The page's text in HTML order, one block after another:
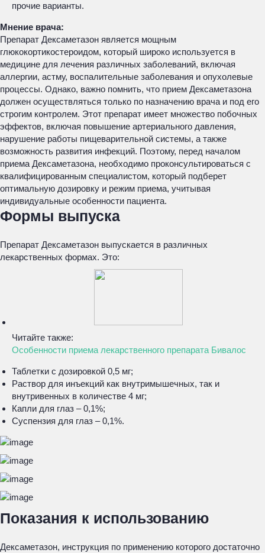
прочие варианты.
Мнение врача:
Препарат Дексаметазон является мощным
глюкокортикостероидом, который широко используется в
медицине для лечения различных заболеваний, включая
аллергии, астму, воспалительные заболевания и опухолевые
процессы. Однако, важно помнить, что прием Дексаметазона
должен осуществляться только по назначению врача и под его
строгим контролем. Этот препарат имеет множество побочных
эффектов, включая повышение артериального давления,
нарушение работы пищеварительной системы, а также
возможность развития инфекций. Поэтому, перед началом
приема Дексаметазона, необходимо проконсультироваться с
квалифицированным специалистом, который подберет
оптимальную дозировку и режим приема, учитывая
индивидуальные особенности пациента.
Формы выпуска
Препарат Дексаметазон выпускается в различных
лекарственных формах. Это:
Читайте также:
Особенности приема лекарственного препарата Бивалос
Таблетки с дозировкой 0,5 мг;
Раствор для инъекций как внутримышечных, так и
внутривенных в количестве 4 мг;
Капли для глаз – 0,1%;
Суспензия для глаз – 0,1%.
Показания к использованию
Дексаметазон, инструкция по применению которого достаточно